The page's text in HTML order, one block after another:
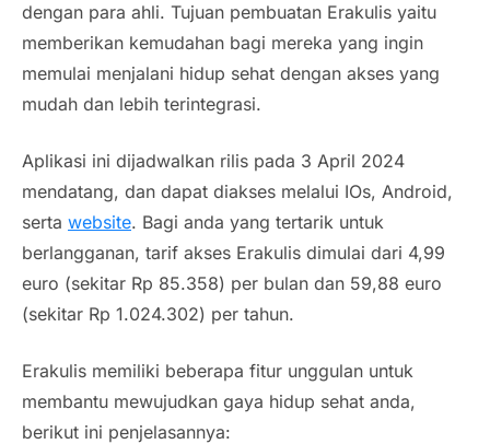
dengan para ahli. Tujuan pembuatan Erakulis yaitu
memberikan kemudahan bagi mereka yang ingin
memulai menjalani hidup sehat dengan akses yang
mudah dan lebih terintegrasi.
Aplikasi ini dijadwalkan rilis pada 3 April 2024
mendatang, dan dapat diakses melalui IOs, Android,
serta website. Bagi anda yang tertarik untuk
berlangganan, tarif akses Erakulis dimulai dari 4,99
euro (sekitar Rp 85.358) per bulan dan 59,88 euro
(sekitar Rp 1.024.302) per tahun.
Erakulis memiliki beberapa fitur unggulan untuk
membantu mewujudkan gaya hidup sehat anda,
berikut ini penjelasannya: